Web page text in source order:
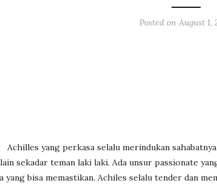
Posted on August 1,
Achilles yang perkasa selalu merindukan
sekadar teman laki laki. Ada unsur passionate
yang bisa memastikan. Achiles selalu tender dan